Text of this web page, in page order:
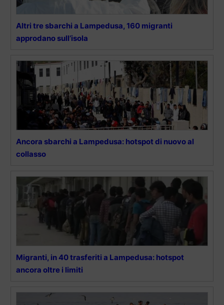
Altri tre sbarchi a Lampedusa, 160 migranti
approdano sull’isola
Ancora sbarchi a Lampedusa: hotspot di nuovo al
collasso
Migranti, in 40 trasferiti a Lampedusa: hotspot
ancora oltre i limiti